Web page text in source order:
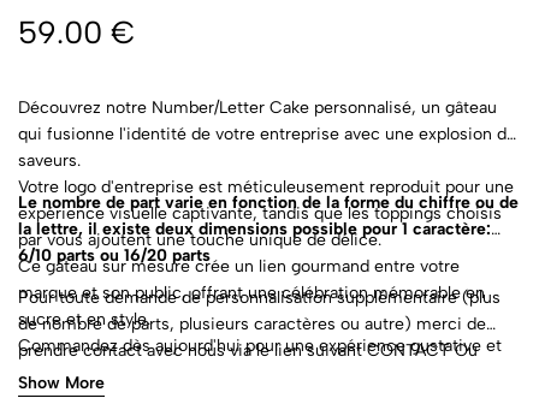
59.00 €
Découvrez notre Number/Letter Cake personnalisé, un gâteau
qui fusionne l'identité de votre entreprise avec une explosion de
saveurs.
Votre logo d'entreprise est méticuleusement reproduit pour une
expérience visuelle captivante, tandis que les toppings choisis
par vous ajoutent une touche unique de délice.
Ce gâteau sur mesure crée un lien gourmand entre votre
marque et son public, offrant une célébration mémorable en
sucre et en style.
Commandez dès aujourd'hui pour une expérience gustative et
visuelle qui raconte votre histoire d'une manière tout à fait
délicieuse.
Le nombre de part varie en fonction de la forme du chiffre ou de
la lettre, il existe deux dimensions possible pour 1 caractère:
6/10 parts ou 16/20 parts
Pour toute demande de personnalisation supplémentaire (plus
de nombre de parts, plusieurs caractères ou autre) merci de
prendre contact avec nous via le lien suivantCONTACTOu
directement par mail : contact@notreplaisir.fr
Show More